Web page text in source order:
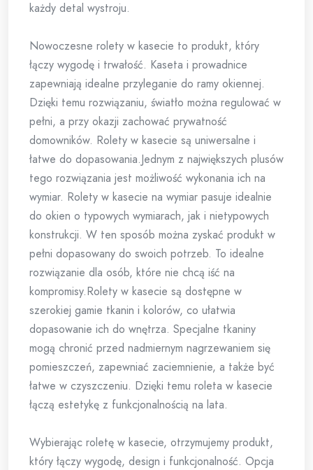
każdy detal wystroju.
Nowoczesne rolety w kasecie to produkt, który
łączy wygodę i trwałość. Kaseta i prowadnice
zapewniają idealne przyleganie do ramy okiennej.
Dzięki temu rozwiązaniu, światło można regulować w
pełni, a przy okazji zachować prywatność
domowników. Rolety w kasecie są uniwersalne i
łatwe do dopasowania.Jednym z największych plusów
tego rozwiązania jest możliwość wykonania ich na
wymiar. Rolety w kasecie na wymiar pasuje idealnie
do okien o typowych wymiarach, jak i nietypowych
konstrukcji. W ten sposób można zyskać produkt w
pełni dopasowany do swoich potrzeb. To idealne
rozwiązanie dla osób, które nie chcą iść na
kompromisy.Rolety w kasecie są dostępne w
szerokiej gamie tkanin i kolorów, co ułatwia
dopasowanie ich do wnętrza. Specjalne tkaniny
mogą chronić przed nadmiernym nagrzewaniem się
pomieszczeń, zapewniać zaciemnienie, a także być
łatwe w czyszczeniu. Dzięki temu roleta w kasecie
łączą estetykę z funkcjonalnością na lata.
Wybierając roletę w kasecie, otrzymujemy produkt,
który łączy wygodę, design i funkcjonalność. Opcja